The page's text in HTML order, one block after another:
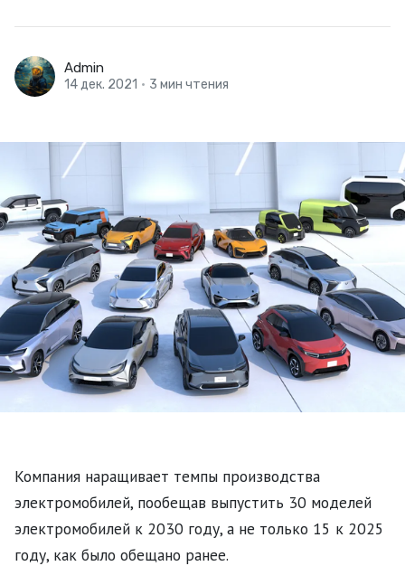
Admin
14 дек. 2021 • 3 мин чтения
Компания наращивает темпы производства
электромобилей, пообещав выпустить 30 моделей
электромобилей к 2030 году, а не только 15 к 2025
году, как было обещано ранее.